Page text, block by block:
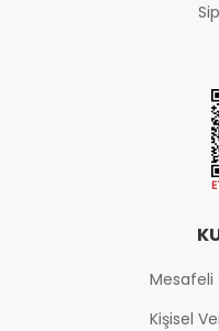
Mesafeli
Kişisel